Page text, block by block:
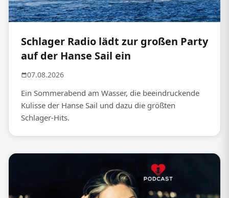
Schlager Radio lädt zur großen Party
auf der Hanse Sail ein
07.08.2026
Ein Sommerabend am Wasser, die beeindruckende
Kulisse der Hanse Sail und dazu die größten
Schlager-Hits.